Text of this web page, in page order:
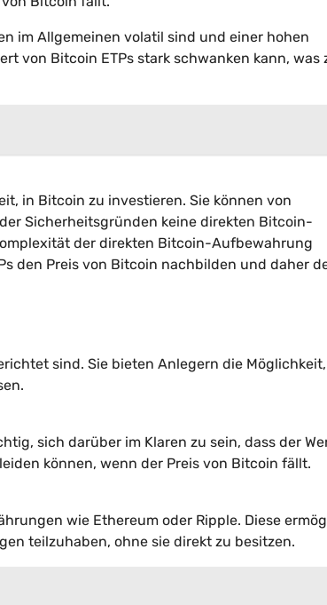
im Allgemeinen volatil sind und einer hohen
von Bitcoin ETPs stark schwanken kann, was
in Bitcoin zu investieren. Sie können von
Sicherheitsgründen keine direkten Bitcoin-
der direkten Bitcoin-Aufbewahrung
den Preis von Bitcoin nachbilden und daher
sind. Sie bieten Anlegern die
sich darüber im Klaren zu sein, dass der
können, wenn der Preis von Bitcoin fällt.
wie Ethereum oder Ripple. Diese
teilzuhaben, ohne sie direkt zu besitzen.